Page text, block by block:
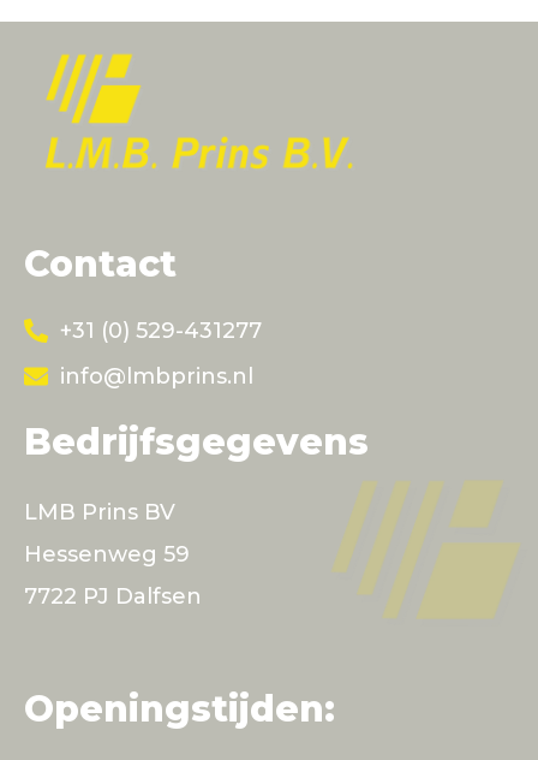
Contact
+31 (0) 529-431277
info@lmbprins.nl
Bedrijfsgegevens
LMB Prins BV
Hessenweg 59
7722 PJ Dalfsen
Openingstijden: